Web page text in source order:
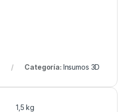
Categoría: Insumos 3D
1,5 kg